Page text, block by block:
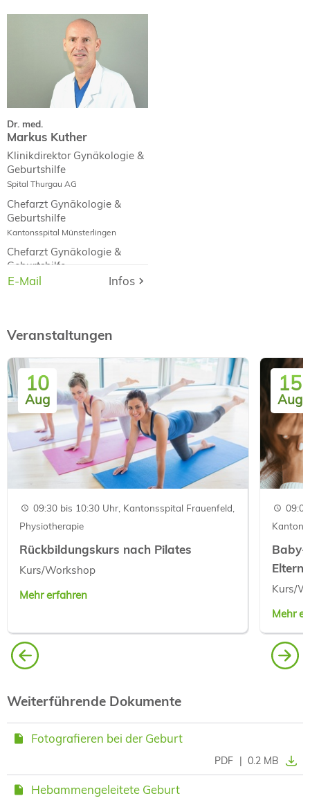
Dr. med.
Markus Kuther
Klinikdirektor Gynäkologie &
Geburtshilfe
Spital Thurgau AG
Chefarzt Gynäkologie &
Geburtshilfe
Kantonsspital Münsterlingen
Chefarzt Gynäkologie &
Geburtshilfe
Kantonsspital Frauenfeld
E-Mail Infos
Markus Kuther
Curriculum Vitae
E-Mail Infos
Veranstaltungen
10
Aug
09:30 bis 10:30 Uhr, Kantonsspital Frauenfeld,
Physiotherapie
Rückbildungskurs nach Pilates
Kurs/Workshop
Mehr erfahren
15
Aug
Baby-
Eltern
Kurs/
Mehr
Weiterführende Dokumente
Fotografieren bei der Geburt
PDF | 0.2 MB
Hebammengeleitete Geburt